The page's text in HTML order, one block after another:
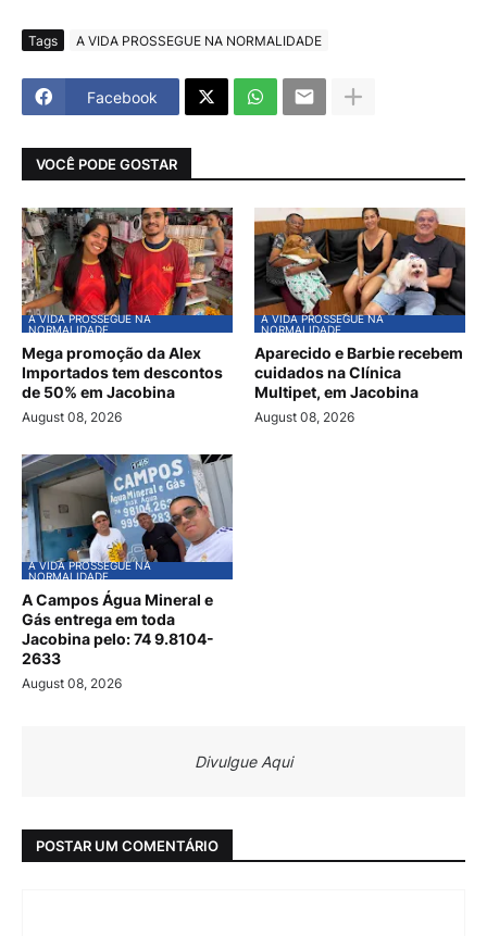
Tags A VIDA PROSSEGUE NA NORMALIDADE
Facebook
VOCÊ PODE GOSTAR
A VIDA PROSSEGUE NA
NORMALIDADE
Mega promoção da Alex
Importados tem descontos
de 50% em Jacobina
August 08, 2026
A VIDA PROSSEGUE NA
NORMALIDADE
Aparecido e Barbie recebem
cuidados na Clínica
Multipet, em Jacobina
August 08, 2026
A VIDA PROSSEGUE NA
NORMALIDADE
A Campos Água Mineral e
Gás entrega em toda
Jacobina pelo: 74 9.8104-
2633
August 08, 2026
Divulgue Aqui
POSTAR UM COMENTÁRIO